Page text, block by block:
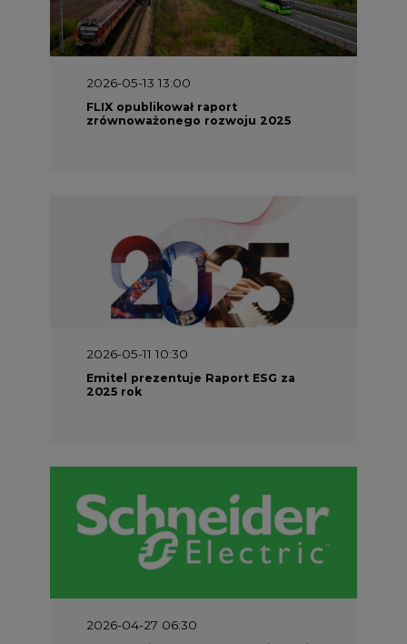
2026-05-13 13:00
FLIX opublikował raport
zrównoważonego rozwoju 2025
2026-05-11 10:30
Emitel prezentuje Raport ESG za
2025 rok
2026-04-27 06:30
Czy polskie firmy w ogóle wiedzą ile
Electric